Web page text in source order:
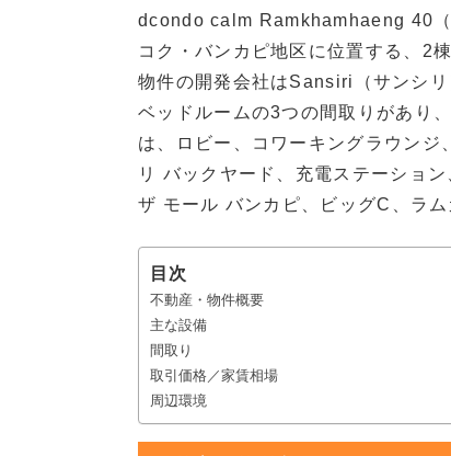
dcondo calm Ramkhamhaeng 40
コク・バンカピ地区に位置する、2
物件の開発会社はSansiri（サンシ
ベッドルームの3つの間取りがあり
は、ロビー、コワーキングラウンジ
リ バックヤード、充電ステーショ
ザ モール バンカピ、ビッグC、ラ
目次
不動産・物件概要
主な設備
間取り
取引価格／家賃相場
周辺環境